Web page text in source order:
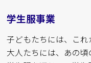
学生服事業
子どもたちには、これ
大人たちには、あの頃